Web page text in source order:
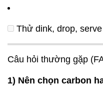
Thử dink, drop,
Câu hỏi thường gặp
1) Nên chọn carbon